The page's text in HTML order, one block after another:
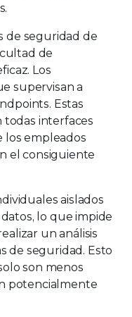
de seguridad de
de
Los
supervisan a
Estas
todas interfaces
empleados
el consiguiente
aislados
lo que impide
un análisis
de seguridad. Esto
son menos
potencialmente